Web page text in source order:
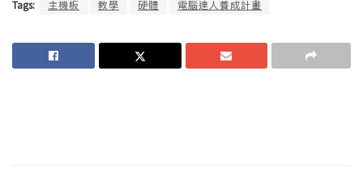
Tags: 主機板 教學 硬體 電腦達人養成計畫